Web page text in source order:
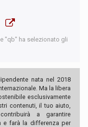
"qb" ha selezionato gli
nata nel 2018
Ma la libera
esclusivamente
contenuti, il tuo aiuto,
a garantire
e farà la differenza per